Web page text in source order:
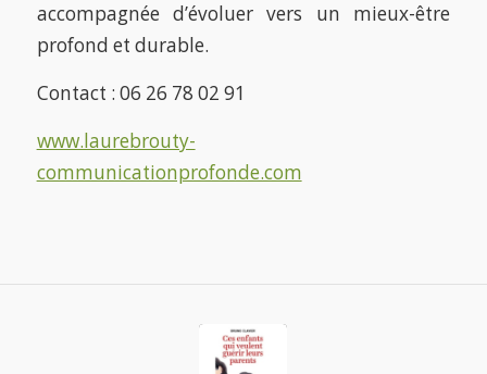
accompagnée d’évoluer vers un mieux-être
profond et durable.
Contact : 06 26 78 02 91
www.laurebrouty-
communicationprofonde.com